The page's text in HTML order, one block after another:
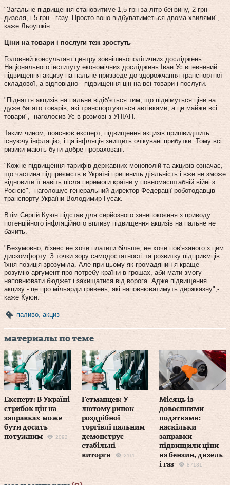
"Загальне підвищення становитиме 1,5 грн за літр бензину, 2 грн -
дизеля, і 5 грн - газу. Просто воно відбуватиметься двома хвилями", -
каже Льоушкін.
Ціни на товари і послуги теж зростуть
Головний консультант центру зовнішньополітичних досліджень
Національного інституту економічних досліджень Іван Ус впевнений:
підвищення акцизу на пальне призведе до здорожчання транспортної
складової, а відповідно - підвищення цін на всі товари і послуги.
"Підняття акцизів на пальне відіб’ється тим, що піднімуться ціни на
дуже багато товарів, які транспортуються автівками, а це майже всі
товари",- наголосив Ус в розмові з УНІАН.
Таким чином, пояснює експерт, підвищення акцизів пришвидшить
існуючу інфляцію, і ця інфляція знищить очікувані прибутки. Тому всі
ризики мають бути добре прораховані.
"Кожне підвищення тарифів державних монополій та акцизів означає,
що частина підприємств в Україні припинить діяльність і вже не зможе
відновити її навіть після перемоги країни у повномасштабній війні з
Росією",- наголошує генеральний директор Федерації роботодавців
транспорту України Володимир Гусак.
Втім Сергій Куюн підстав для серйозного занепокоєння з приводу
потенційного інфляційного впливу підвищення акцизів на пальне не
бачить.
"Безумовно, бізнес не хоче платити більше, не хоче пов'язаного з цим
дискомфорту. З точки зору самодостатності та розвитку підприємців
їхня позиція зрозуміла. Але при цьому як громадянин я краще
розумію аргумент про потребу країни в грошах, аби мати змогу
наповнювати бюджет і захищатися від ворога. Адже підвищення
акцизу - це про мільярди гривень, які наповнюватимуть держказну",-
каже Куюн.
паливо акциз
материалы по теме
Експерт: В Україні
стрибок цін на
заправках може
бути досить
потужним
2092
Гетманцев: У
лютому ринок
роздрібної
торгівлі пальним
демонструє
стабільні
виторги
2111
Місяць із
довоєнними
податками:
наскільки
заправки
підвищили ціни
на бензин, дизель
і газ
87131